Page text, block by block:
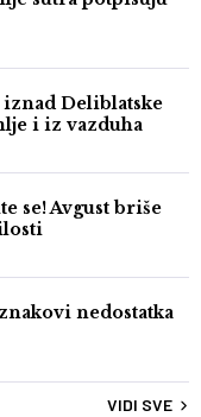
Deliblatske
i iz vazduha
se! Avgust briše
nedostatka
VIDI SVE